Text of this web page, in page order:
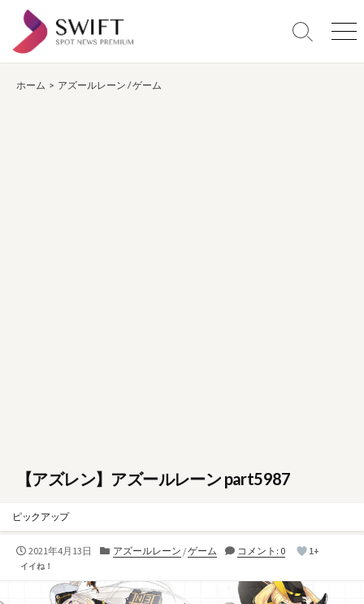
テ
検
メ
ホーム > アズールレーン /ゲーム
【アズレン】アズールレーン part5987
ピックアップ
公
開
2021年4月13日
カ
ゴ
リ
アズールレーン /ゲーム コメント: 0 1+
イイね！